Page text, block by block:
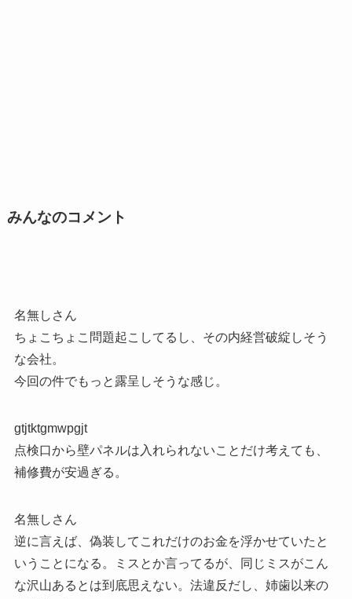
みんなのコメント
名無しさん
ちょこちょこ問題起こしてるし、その内経営破綻しそう
な会社。
今回の件でもっと露呈しそうな感じ。
gtjtktgmwpgjt
点検口から壁パネルは入れられないことだけ考えても、
補修費が安過ぎる。
名無しさん
逆に言えば、偽装してこれだけのお金を浮かせていたと
いうことになる。ミスとか言ってるが、同じミスがこん
な沢山あるとは到底思えない。法違反だし、姉歯以来の